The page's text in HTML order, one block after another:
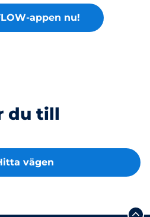
appen nu!
du till
vägen